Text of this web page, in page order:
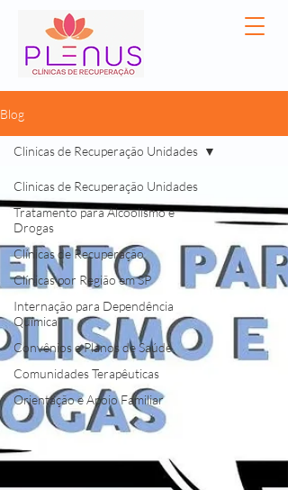
Blog
Clinicas de Recuperação Unidades
Tratamento para Alcoolismo e
Drogas
Clínicas de Recuperação
Clínicas por Região em SP
Internação para Dependência
Química
Convênios e Planos de Saúde
Comunidades Terapêuticas
Orientação e Apoio Familiar
Clinicas de Recuperação Unidades